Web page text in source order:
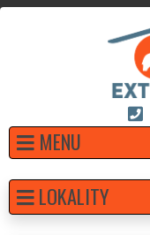
MENU
LOKALITY